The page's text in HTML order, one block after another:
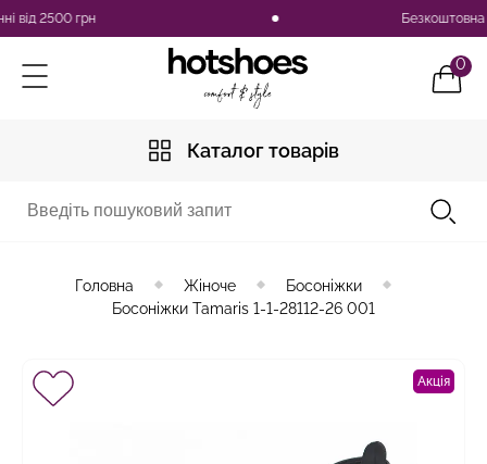
2500 грн Безкоштовна
0
Каталог товарів
Головна Жіноче
Босоніжки
Босоніжки Tamaris 1-1-28112-26 001
Акція